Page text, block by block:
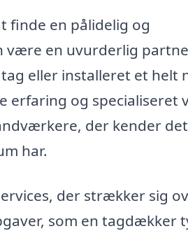
finde en pålidelig og
være en uvurderlig
eller installeret et helt
erfaring og specialiseret
der kender det
har.
der strækker sig
som en tagdækker